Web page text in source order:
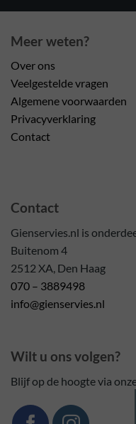
Meer weten?
Over ons
Veelgestelde vragen
Algemene voorwaarden
Privacyverklaring
Contact
Contact
Gienservies.nl is
Buitenom 4
2512 XA, Den Haag
070 – 3889498
info@gienservies.nl
Wilt u ons volgen?
Blijf op de hoogte via